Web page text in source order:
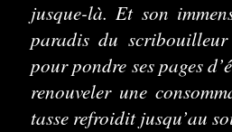
jusque-là. Et son
paradis du
pour pondre ses pages
renouveler une
tasse refroidit jusqu’au